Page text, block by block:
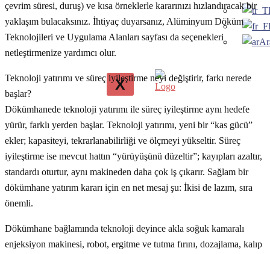
X
çevrim süresi, duruş) ve kısa örneklerle kararınızı hızlandıracak bir
yaklaşım bulacaksınız. İhtiyaç duyarsanız, Alüminyum Döküm
Teknolojileri ve Uygulama Alanları sayfası da seçenekleri
netleştirmenize yardımcı olur.
Teknoloji yatırımı ve süreç iyileştirme neyi değiştirir, farkı nerede
başlar?
Dökümhanede teknoloji yatırımı ile süreç iyileştirme aynı hedefe
yürür, farklı yerden başlar. Teknoloji yatırımı, yeni bir “kas gücü”
ekler; kapasiteyi, tekrarlanabilirliği ve ölçmeyi yükseltir. Süreç
iyileştirme ise mevcut hattın “yürüyüşünü düzeltir”; kayıpları azaltır,
standardı oturtur, aynı makineden daha çok iş çıkarır. Sağlam bir
dökümhane yatırım kararı için en net mesaj şu: İkisi de lazım, sıra
önemli.
Dökümhane bağlamında teknoloji deyince akla soğuk kamaralı
enjeksiyon makinesi, robot, ergitme ve tutma fırını, dozajlama, kalıp